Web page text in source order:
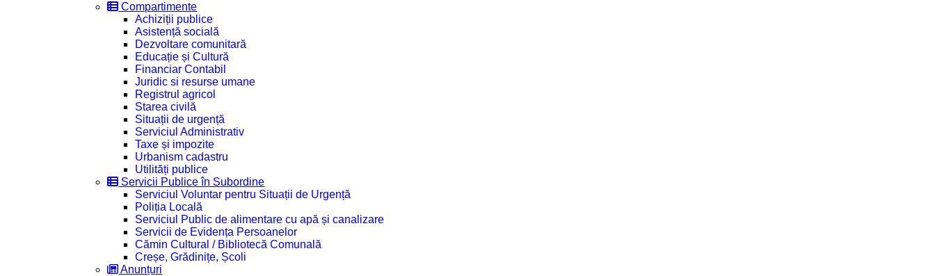
Compartimente
Achiziții publice
Asistență socială
Dezvoltare comunitară
Educație și Cultură
Financiar Contabil
Juridic si resurse umane
Registrul agricol
Starea civilă
Situații de urgență
Serviciul Administrativ
Taxe și impozite
Urbanism cadastru
Utilități publice
Servicii Publice în Subordine
Serviciul Voluntar pentru Situații de Urgență
Poliția Locală
Serviciul Public de alimentare cu apă și canalizare
Servicii de Evidența Persoanelor
Cămin Cultural / Bibliotecă Comunală
Creșe, Grădinițe, Școli
Anunțuri